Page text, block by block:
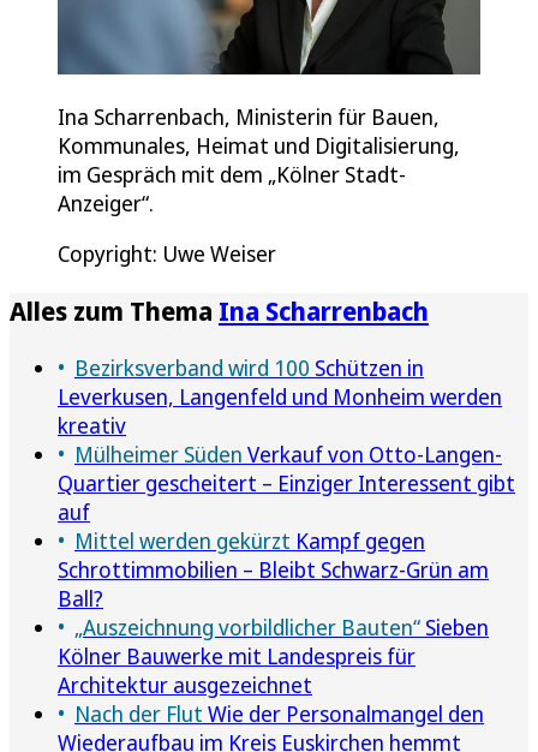
Ina Scharrenbach, Ministerin für Bauen,
Kommunales, Heimat und Digitalisierung,
im Gespräch mit dem „Kölner Stadt-
Anzeiger“.
Copyright: Uwe Weiser
Alles zum Thema Ina Scharrenbach
Bezirksverband wird 100 Schützen in
Leverkusen, Langenfeld und Monheim werden
kreativ
Mülheimer Süden Verkauf von Otto-Langen-
Quartier gescheitert – Einziger Interessent gibt
auf
Mittel werden gekürzt Kampf gegen
Schrottimmobilien – Bleibt Schwarz-Grün am
Ball?
„Auszeichnung vorbildlicher Bauten“ Sieben
Kölner Bauwerke mit Landespreis für
Architektur ausgezeichnet
Nach der Flut Wie der Personalmangel den
Wiederaufbau im Kreis Euskirchen hemmt